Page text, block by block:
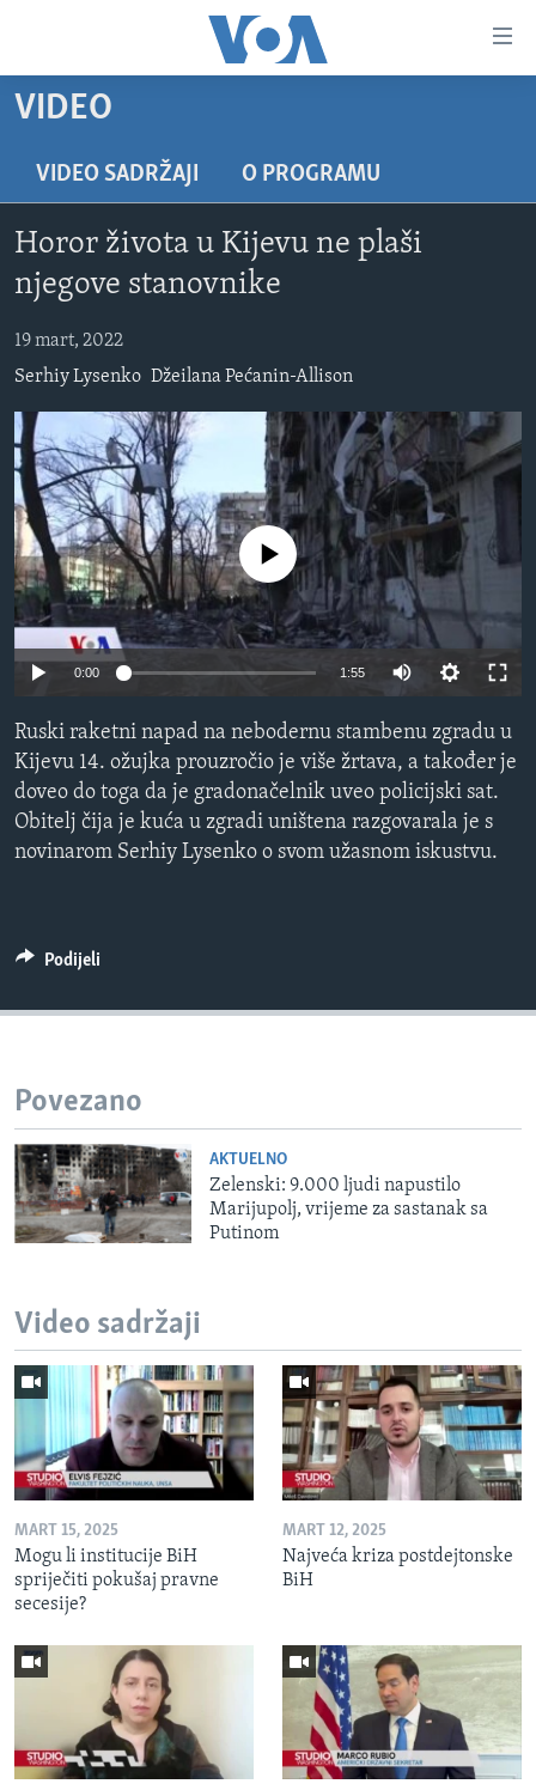
glavni
Pređi
na
glavnu
Idi
pretragu
VIDEO
VIJESTI
SJEDINJENE AMERIČKE DRŽAVE
BOSNA I HERCEGOVINA
SVIJET
NAUKA I TEHNOLOGIJA
SPECIJALNI PROJEKTI
KORUPCIJA
SLOBODA MEDIJA
ŽENSKA STRANA
IZBJEGLIČKA STRANA
MAGAZIN
O GLASU AMERIKE
Learning English
PRATITE NAS
Jezici
VIDEO
VIDEO SADRŽAJI O PROGRAMU
Horor života u Kijevu ne plaši
njegove stanovnike
19 mart, 2022
Serhiy Lysenko Džeilana Pećanin-Allison
No media source currently available
0:00 1:55
Ruski raketni napad na nebodernu stambenu zgradu u
Kijevu 14. ožujka prouzročio je više žrtava, a također je
doveo do toga da je gradonačelnik uveo policijski sat.
Obitelj čija je kuća u zgradi uništena razgovarala je s
novinarom Serhiy Lysenko o svom užasnom iskustvu.
Podijeli
Povezano
AKTUELNO
Zelenski: 9.000 ljudi napustilo
Marijupolj, vrijeme za sastanak sa
Putinom
Video sadržaji
MART 15, 2025
Mogu li institucije BiH
spriječiti pokušaj pravne
secesije?
MART 12, 2025
Najveća kriza postdejtonske
BiH